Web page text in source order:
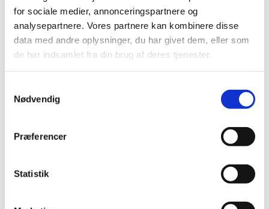
for sociale medier, annonceringspartnere og
analysepartnere. Vores partnere kan kombinere disse
data med andre oplysninger, du har givet dem, eller som
de har indsamlet fra din brug af deres tjenester.
Nødvendig
Præferencer
Statistik
Se vores skønneste brudekjoler